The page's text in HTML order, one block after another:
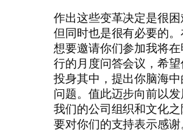
作出这些变革决定是很困
但同时也是很有必要的
想要邀请你们参加我将
行的月度问答会议，希
投身其中，提出你脑海
问题。值此迈步向前以
我们的公司组织和文化
要对你们的支持表示感谢